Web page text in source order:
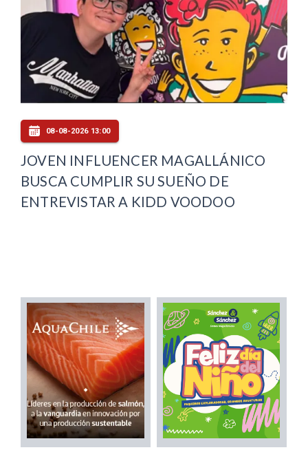
08-08-2026 13:00
JOVEN INFLUENCER MAGALLÁNICO
BUSCA CUMPLIR SU SUEÑO DE
ENTREVISTAR A KIDD VOODOO